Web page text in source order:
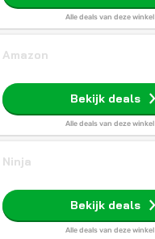
Alle deals van deze winkel
Amazon
Bekijk deals
Alle deals van deze winkel
Ninja
Bekijk deals
Alle deals van deze winkel